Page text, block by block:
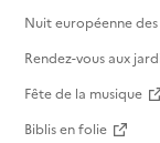
Nuit européenne des
Rendez-vous aux
Fête de la musique
Biblis en folie